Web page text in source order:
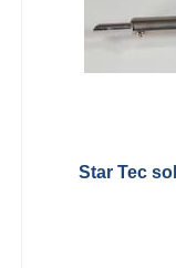
Star Tec